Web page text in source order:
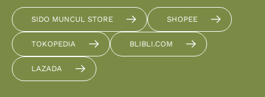
SIDO MUNCUL STORE SHOPEE
TOKOPEDIA BLIBLI.COM
LAZADA